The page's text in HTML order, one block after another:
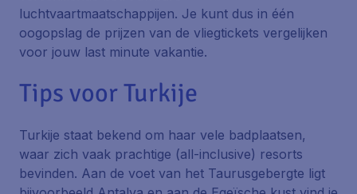
luchtvaartmaatschappijen. Je kunt dus in één
oogopslag de prijzen van de vliegtickets vergelijken
voor jouw last minute vakantie.
Tips voor Turkije
Turkije staat bekend om haar vele badplaatsen,
waar zich vaak prachtige (all-inclusive) resorts
bevinden. Aan de voet van het Taurusgebergte ligt